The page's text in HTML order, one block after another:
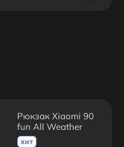
Рюкзак Xiaomi 90
fun All Weather
хит